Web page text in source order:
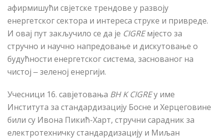
афирмишући свјетске трендове у развоју
енергетског сектора и интереса струке и привреде.
И овај пут закључило се да је CIGREмјесто за
стручно и научно напредовање и дискутовање о
будућности енергетског система, заснованог на
чистој ‒ зеленој енергији.
Учесници 16. савјетовања BH K CIGREу име
Института за стандардизацију Босне и Херцеговине
били су Ивона Пикић-Харт, стручни сарадник за
електротехничку стандардизацију и Миљан